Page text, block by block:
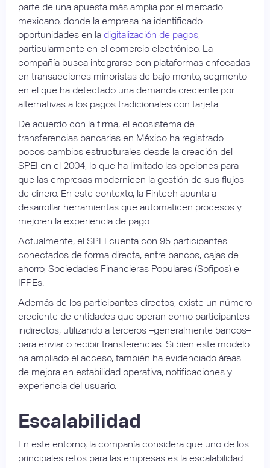
parte de una apuesta más amplia por el mercado
mexicano, donde la empresa ha identificado
oportunidades en la digitalización de pagos,
particularmente en el comercio electrónico. La
compañía busca integrarse con plataformas enfocadas
en transacciones minoristas de bajo monto, segmento
en el que ha detectado una demanda creciente por
alternativas a los pagos tradicionales con tarjeta.
De acuerdo con la firma, el ecosistema de
transferencias bancarias en México ha registrado
pocos cambios estructurales desde la creación del
SPEI en el 2004, lo que ha limitado las opciones para
que las empresas modernicen la gestión de sus flujos
de dinero. En este contexto, la Fintech apunta a
desarrollar herramientas que automaticen procesos y
mejoren la experiencia de pago.
Actualmente, el SPEI cuenta con 95 participantes
conectados de forma directa, entre bancos, cajas de
ahorro, Sociedades Financieras Populares (Sofipos) e
IFPEs.
Además de los participantes directos, existe un número
creciente de entidades que operan como participantes
indirectos, utilizando a terceros –generalmente bancos–
para enviar o recibir transferencias. Si bien este modelo
ha ampliado el acceso, también ha evidenciado áreas
de mejora en estabilidad operativa, notificaciones y
experiencia del usuario.
Escalabilidad
En este entorno, la compañía considera que uno de los
principales retos para las empresas es la escalabilidad